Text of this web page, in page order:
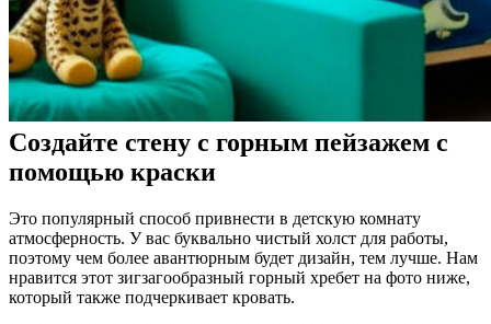
Создайте стену с горным пейзажем с
помощью краски
Это популярный способ привнести в детскую комнату
атмосферность. У вас буквально чистый холст для работы,
поэтому чем более авантюрным будет дизайн, тем лучше. Нам
нравится этот зигзагообразный горный хребет на фото ниже,
который также подчеркивает кровать.